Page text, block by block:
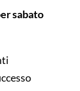
sabato